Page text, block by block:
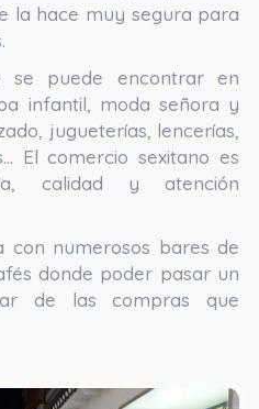
la hace muy segura para
se puede encontrar en
infantil, moda señora y
jugueterías, lencerías,
El comercio sexitano es
calidad y atención
con numerosos bares de
donde poder pasar un
de las compras que